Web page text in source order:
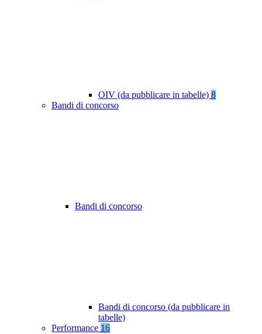
OIV (da pubblicare in tabelle) 8
Bandi di concorso
Bandi di concorso
Bandi di concorso (da pubblicare in
tabelle)
Performance 16